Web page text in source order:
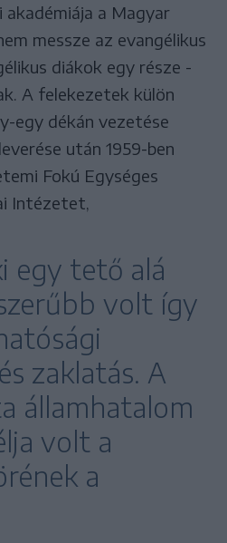
a Magyar
messze az evangélikus
diákok egy része -
A felekezetek külön
egy dékán vezetése
után 1959-ben
Fokú Egységes
Intézetet,
egy tető alá
volt így
zaklatás. A
államhatalom
volt a
a